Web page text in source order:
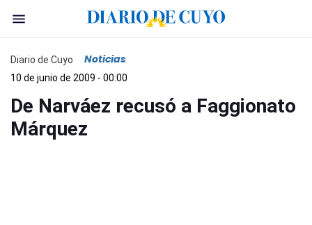
Diario de Cuyo Noticias
10 de junio de 2009 - 00:00
De Narváez recusó a Faggionato
Márquez